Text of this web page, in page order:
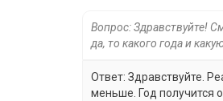
Вопрос: Здравствуйте!
да, то какого года и
Ответ: Здравствуйте.
меньше. Год получится